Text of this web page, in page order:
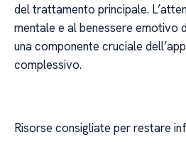
del trattamento principale.
mentale e al benessere emotivo
una componente cruciale
complessivo.
Risorse consigliate per restare